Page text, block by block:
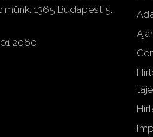
1365 Budapest 5.
2060